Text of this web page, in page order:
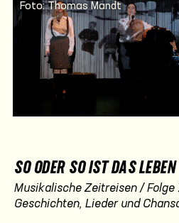
Foto: Thomas Mandt
SO ODER SO IST DAS LEBEN
Musikalische Zeitreisen / Folge
Geschichten, Lieder und